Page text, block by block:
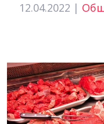
12.04.2022 |